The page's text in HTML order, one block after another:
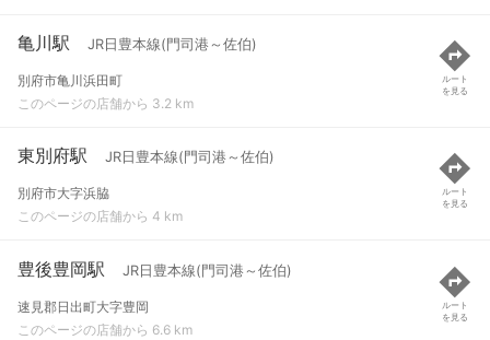
亀川駅 JR日豊本線(門司港～佐伯)
別府市亀川浜田町
このページの店舗から 3.2 km
ルート
を見る
東別府駅 JR日豊本線(門司港～佐伯)
別府市大字浜脇
このページの店舗から 4 km
ルート
を見る
豊後豊岡駅 JR日豊本線(門司港～佐伯)
速見郡日出町大字豊岡
このページの店舗から 6.6 km
ルート
を見る